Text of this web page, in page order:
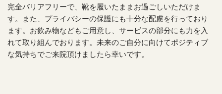
完全バリアフリーで、靴を履いたままお過ごしいただけま
す。また、プライバシーの保護にも十分な配慮を行っており
ます。お飲み物などもご用意し、サービスの部分にも力を入
れて取り組んでおります。未来のご自分に向けてポジティブ
な気持ちでご来院頂けましたら幸いです。